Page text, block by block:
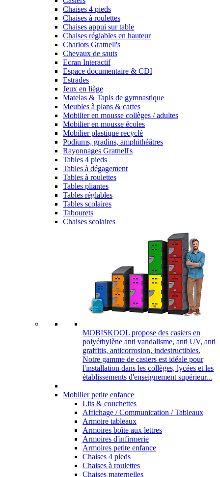
Chaises 4 pieds
Chaises à roulettes
Chaises appui sur table
Chaises réglables en hauteur
Chariots Gratnell's
Chevaux de sauts
Ecran Interactif
Espace documentaire & CDI
Estrades
Jeux en liège
Matelas & Tapis de gymnastique
Meubles à plans & cartes
Mobilier en mousse collèges / adultes
Mobilier en mousse écoles
Mobilier plastique recyclé
Podiums, gradins, amphithéâtres
Rayonnages Gratnell's
Tables 4 pieds
Tables à dégagement
Tables à roulettes
Tables pliantes
Tables réglables
Tables scolaires
Tabourets
Chaises scolaires
MOBISKOOL propose des casiers en
polyéthylène anti vandalisme, anti UV, anti
graffitis, anticorrosion, indestructibles.
Notre gamme de casiers est idéale pour
l'installation dans les collèges, lycées et les
établissements d'enseignement supérieur...
Mobilier petite enfance
Lits & couchettes
Affichage / Communication / Tableaux
Armoire tableaux
Armoires boîte aux lettres
Armoires d'infirmerie
Armoires petite enfance
Chaises 4 pieds
Chaises à roulettes
Chaises maternelles